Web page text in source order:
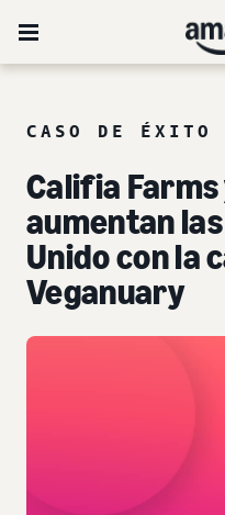
CASO DE ÉXITO
Califia Farms
aumentan
Unido con la
Veganuary